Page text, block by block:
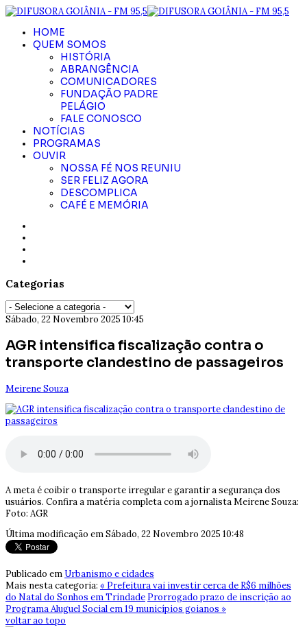
HOME
QUEM SOMOS
HISTÓRIA
ABRANGÊNCIA
COMUNICADORES
FUNDAÇÃO PADRE
PELÁGIO
FALE CONOSCO
NOTÍCIAS
PROGRAMAS
OUVIR
NOSSA FÉ NOS REUNIU
SER FELIZ AGORA
DESCOMPLICA
CAFÉ E MEMÓRIA
Categorias
Sábado, 22 Novembro 2025 10:45
AGR intensifica fiscalização contra o
transporte clandestino de passageiros
Meirene Souza
A meta é coibir o transporte irregular e garantir a segurança dos
usuários. Confira a matéria completa com a jornalista Meirene Souza:
Foto: AGR
Última modificação em Sábado, 22 Novembro 2025 10:48
Publicado em Urbanismo e cidades
Mais nesta categoria: « Prefeitura vai investir cerca de R$6 milhões
do Natal do Sonhos em Trindade Prorrogado prazo de inscrição ao
Programa Aluguel Social em 19 municípios goianos »
voltar ao topo